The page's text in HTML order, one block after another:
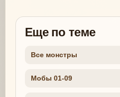
Еще по теме
Все монстры
Мобы 01-09